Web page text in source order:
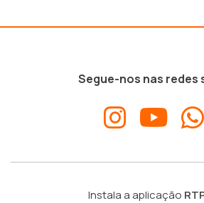
Segue-nos nas redes
Instala a aplicação